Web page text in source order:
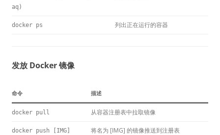
aq)
docker ps 列出正在运行的容器
发放 Docker 镜像
命令 描述
docker pull 从容器注册表中拉取镜像
docker push [IMG] 将名为 [IMG] 的镜像推送到注册表